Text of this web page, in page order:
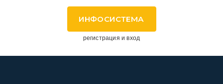
ИНФОСИСТЕМА
регистрация и вход